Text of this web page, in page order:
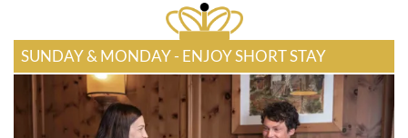
SUNDAY & MONDAY - ENJOY SHORT STAY